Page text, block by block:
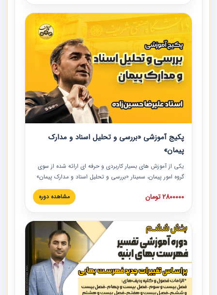
مدارک پیمان به همراه تجربیات عملی ارائه شده است.
پکیج آموزشی «بررسی و تحلیل اسناد و مدارک
پیمان»
یکی از آموزش‏‏‏‏‏‏ های بسیار کاربردی و حرفه‏ ای ارائه شده از سوی
گروه امور پیمان، سمینار «بررسی و تحلیل اسناد و مدارک پیمان»
است که در دانشگاه صنعتی شریف ارائه شد. در این آموزش
نکات کلیدی مربوط به اسناد و مدارک پیمان، اولویت بندی اسناد
پیمان به همراه تجربیات عملی در این خصوص ارائه شده است.
2800000 تومان مشاهده دوره